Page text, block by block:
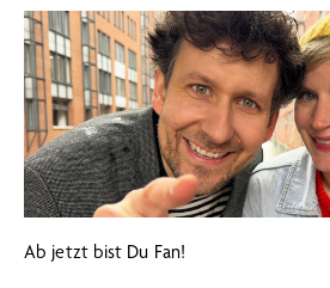
Ab jetzt bist Du Fan!